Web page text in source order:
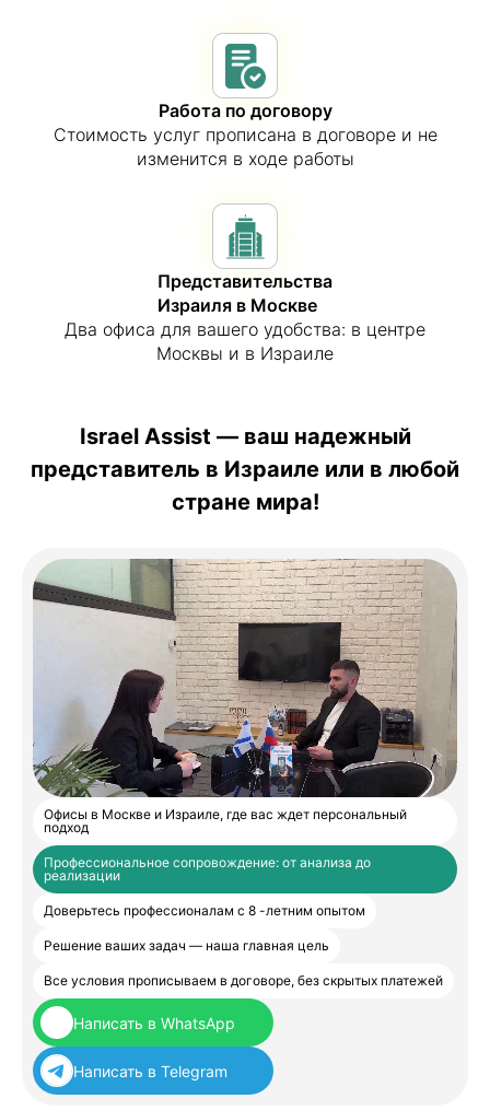
Работа по договору
Стоимость услуг прописана в договоре и не
изменится в ходе работы
Представительства
Израиля в Москве
Два офиса для вашего удобства: в центре
Москвы и в Израиле
Israel Assist — ваш надежный
представитель в Израиле или в любой
стране мира!
Офисы в Москве и Израиле, где вас ждет персональный
подход
Профессиональное сопровождение: от анализа до
реализации
Доверьтесь профессионалам с 8 -летним опытом
Решение ваших задач — наша главная цель
Все условия прописываем в договоре, без скрытых платежей
Написать в WhatsApp
Написать в Telegram